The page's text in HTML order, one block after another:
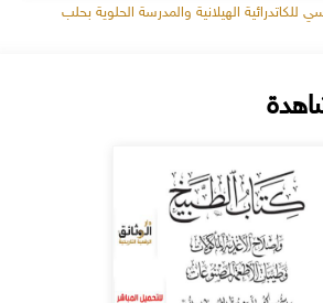
الهيلانية والمدرسة الحلوية بحلب